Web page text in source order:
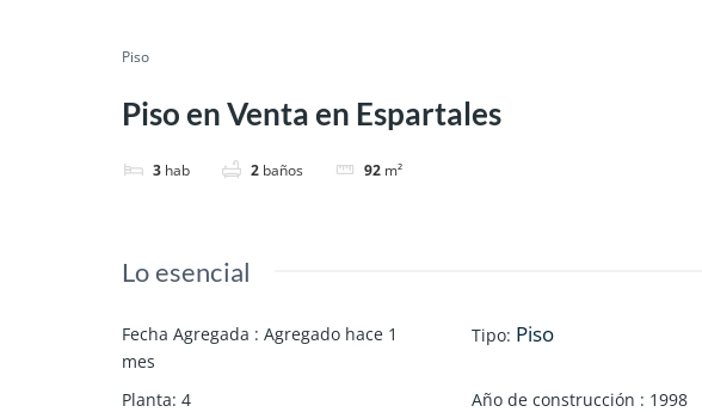
Piso
Piso en Venta en Espartales
3 hab 2 baños 92 m²
Lo esencial
Fecha Agregada : Agregado hace 1
mes
Tipo: Piso
Planta: 4 Año de construcción : 1998